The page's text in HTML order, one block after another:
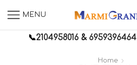
MENU
📞2104958016 &6959396464
Home